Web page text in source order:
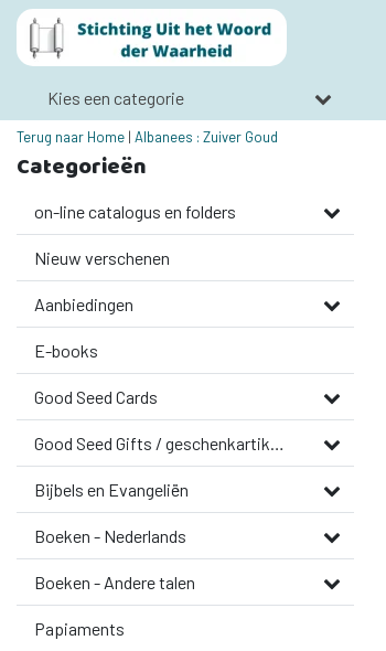
Kies een categorie
Terug naar Home | Albanees : Zuiver Goud
Categorieën
on-line catalogus en folders
Nieuw verschenen
Aanbiedingen
E-books
Good Seed Cards
Good Seed Gifts / geschenkartikelen
Bijbels en Evangeliën
Boeken - Nederlands
Boeken - Andere talen
Papiaments